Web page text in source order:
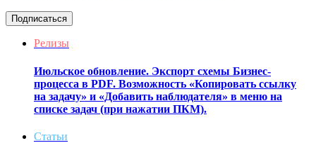
Подписаться
Релизы
Июльское обновление. Экспорт схемы Бизнес-
процесса в PDF. Возможность «Копировать ссылку
на задачу» и «Добавить наблюдателя» в меню на
списке задач (при нажатии ПКМ).
Статьи